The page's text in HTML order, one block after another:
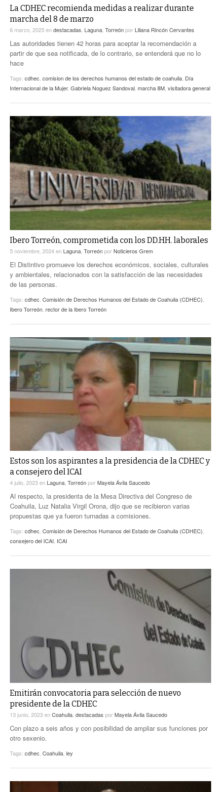
La CDHEC recomienda medidas a realizar durante
marcha del 8 de marzo
6 marzo, 2025endestacadas Laguna Torreónpor Liliana Rincón Cervantes
Las autoridades tienen 42 horas para aceptar la recomendación a
partir de que sea notificada, de lo contrario, se entenderá que no lo
hace
Tags: cdhec comision de los derechos humanos del estado de coahuila Día
Internacional de la Mujer, Gabriela Noguez Sandoval marcha 8M visitadora general
Ibero Torreón, comprometida con los DD.HH. laborales
5 noviembre, 2024en Laguna TorreónporNoticieros Grem
El Distintivo promueve los derechos económicos, sociales, culturales
y ambientales, relacionados con la satisfacción de las necesidades
de las personas.
Tags: cdhec Comisión de Derechos Humanos del Estado de Coahuila (CDHEC)
Ibero Torreón rector de la Ibero Torreón
Estos son los aspirantes a la presidencia de la CDHEC y
a consejero del ICAI
4 julio, 2023en Laguna, TorreónporMayela Ávila Saucedo
Al respecto, la presidenta de la Mesa Directiva del Congreso de
Coahuila, Luz Natalia Virgil Orona, dijo que se recibieron varias
propuestas que ya fueron turnadas a comisiones.
Tags: cdhec, Comisión de Derechos Humanos del Estado de Coahuila (CDHEC),
consejero del ICAI, ICAI
Emitirán convocatoria para selección de nuevo
presidente de la CDHEC
13 junio, 2023enCoahuila destacadas porMayela Ávila Saucedo
Con plazo a seis años y con posibilidad de ampliar sus funciones por
otro sexenio.
Tags: cdhec Coahuila ley